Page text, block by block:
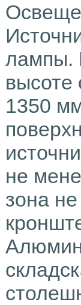
лампы.
высоте
1350
не
зона